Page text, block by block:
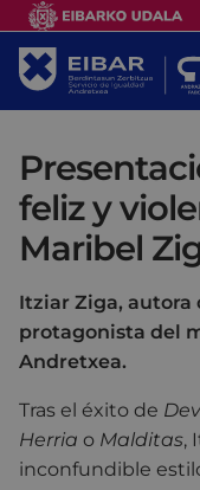
feliz y
Maribel
Itziar Ziga, autora
protagonista del
Andretxea.
Tras el éxito de
Herria o Malditas,
inconfundible